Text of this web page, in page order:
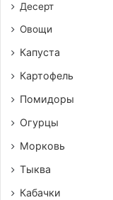
Десерт
Овощи
Капуста
Картофель
Помидоры
Огурцы
Морковь
Тыква
Кабачки